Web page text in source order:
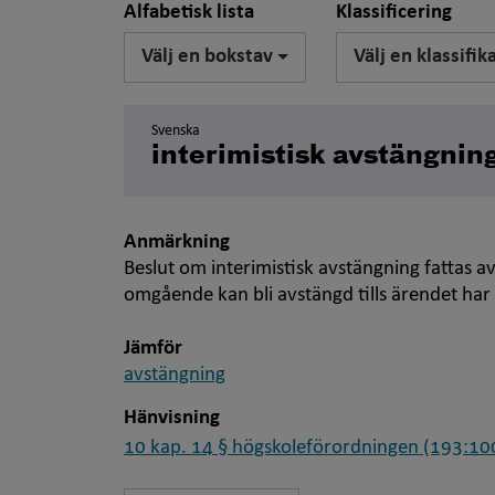
Alfabetisk lista
Välj en bokstav
Klassificering
Välj en
Svenska
interimistisk
Anmärkning
Beslut om interimistisk avstängning fattas
omgående kan bli avstängd tills ärendet
Jämför
avstängning
Hänvisning
10 kap. 14 § högskoleförordningen